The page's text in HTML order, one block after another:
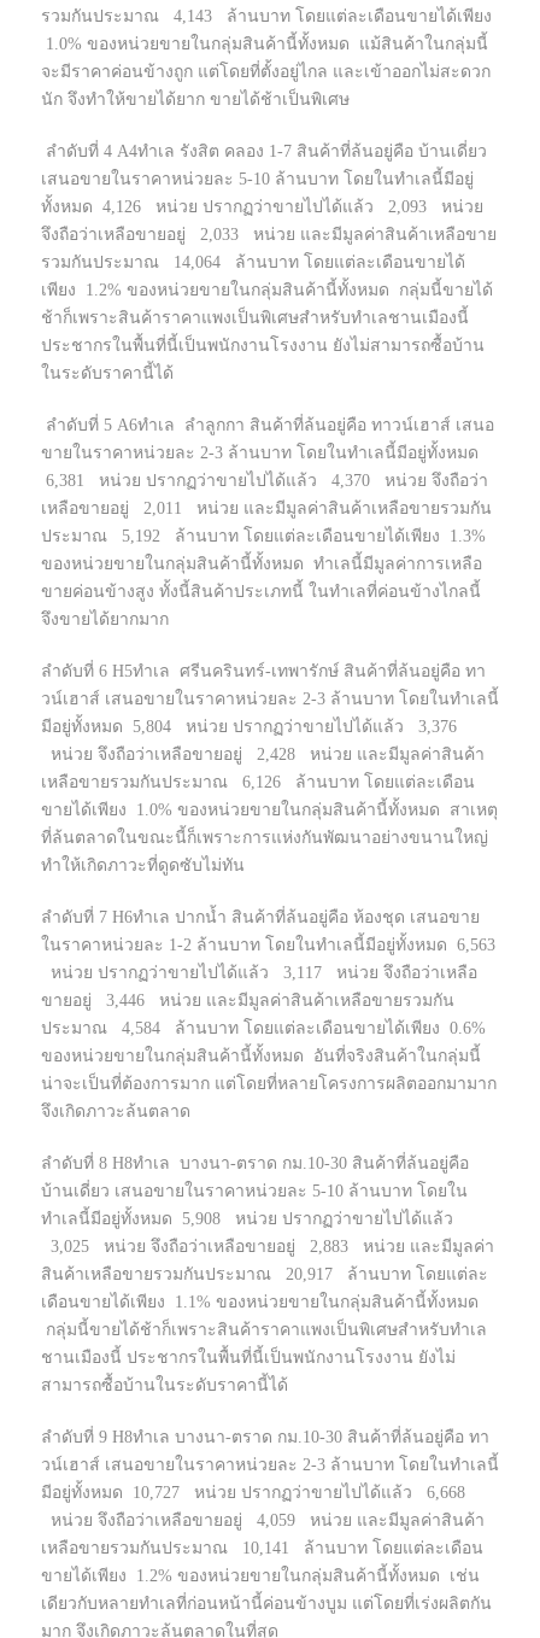
รวมกันประมาณ 4,143 ล้านบาท โดยแต่ละเดือนขายได้เพียง
1.0% ของหน่วยขายในกลุ่มสินค้านี้ทั้งหมด แม้สินค้าในกลุ่มนี้
จะมีราคาค่อนข้างถูก แต่โดยที่ตั้งอยู่ไกล และเข้าออกไม่สะดวก
นัก จึงทำให้ขายได้ยาก ขายได้ช้าเป็นพิเศษ
ลำดับที่ 4 A4ทำเล รังสิต คลอง 1-7 สินค้าที่ล้นอยู่คือ บ้านเดี่ยว
เสนอขายในราคาหน่วยละ 5-10 ล้านบาท โดยในทำเลนี้มีอยู่
ทั้งหมด 4,126 หน่วย ปรากฏว่าขายไปได้แล้ว 2,093 หน่วย
จึงถือว่าเหลือขายอยู่ 2,033 หน่วย และมีมูลค่าสินค้าเหลือขาย
รวมกันประมาณ 14,064 ล้านบาท โดยแต่ละเดือนขายได้
เพียง 1.2% ของหน่วยขายในกลุ่มสินค้านี้ทั้งหมด กลุ่มนี้ขายได้
ช้าก็เพราะสินค้าราคาแพงเป็นพิเศษสำหรับทำเลชานเมืองนี้
ประชากรในพื้นที่นี้เป็นพนักงานโรงงาน ยังไม่สามารถซื้อบ้าน
ในระดับราคานี้ได้
ลำดับที่ 5 A6ทำเล ลำลูกกา สินค้าที่ล้นอยู่คือ ทาวน์เฮาส์ เสนอ
ขายในราคาหน่วยละ 2-3 ล้านบาท โดยในทำเลนี้มีอยู่ทั้งหมด
6,381 หน่วย ปรากฏว่าขายไปได้แล้ว 4,370 หน่วย จึงถือว่า
เหลือขายอยู่ 2,011 หน่วย และมีมูลค่าสินค้าเหลือขายรวมกัน
ประมาณ 5,192 ล้านบาท โดยแต่ละเดือนขายได้เพียง 1.3%
ของหน่วยขายในกลุ่มสินค้านี้ทั้งหมด ทำเลนี้มีมูลค่าการเหลือ
ขายค่อนข้างสูง ทั้งนี้สินค้าประเภทนี้ ในทำเลที่ค่อนข้างไกลนี้
จึงขายได้ยากมาก
ลำดับที่ 6 H5ทำเล ศรีนครินทร์-เทพารักษ์ สินค้าที่ล้นอยู่คือ ทา
วน์เฮาส์ เสนอขายในราคาหน่วยละ 2-3 ล้านบาท โดยในทำเลนี้
มีอยู่ทั้งหมด 5,804 หน่วย ปรากฏว่าขายไปได้แล้ว 3,376
หน่วย จึงถือว่าเหลือขายอยู่ 2,428 หน่วย และมีมูลค่าสินค้า
เหลือขายรวมกันประมาณ 6,126 ล้านบาท โดยแต่ละเดือน
ขายได้เพียง 1.0% ของหน่วยขายในกลุ่มสินค้านี้ทั้งหมด สาเหตุ
ที่ล้นตลาดในขณะนี้ก็เพราะการแห่งกันพัฒนาอย่างขนานใหญ่
ทำให้เกิดภาวะที่ดูดซับไม่ทัน
ลำดับที่ 7 H6ทำเล ปากน้ำ สินค้าที่ล้นอยู่คือ ห้องชุด เสนอขาย
ในราคาหน่วยละ 1-2 ล้านบาท โดยในทำเลนี้มีอยู่ทั้งหมด 6,563
หน่วย ปรากฏว่าขายไปได้แล้ว 3,117 หน่วย จึงถือว่าเหลือ
ขายอยู่ 3,446 หน่วย และมีมูลค่าสินค้าเหลือขายรวมกัน
ประมาณ 4,584 ล้านบาท โดยแต่ละเดือนขายได้เพียง 0.6%
ของหน่วยขายในกลุ่มสินค้านี้ทั้งหมด อันที่จริงสินค้าในกลุ่มนี้
น่าจะเป็นที่ต้องการมาก แต่โดยที่หลายโครงการผลิตออกมามาก
จึงเกิดภาวะล้นตลาด
ลำดับที่ 8 H8ทำเล บางนา-ตราด กม.10-30 สินค้าที่ล้นอยู่คือ
บ้านเดี่ยว เสนอขายในราคาหน่วยละ 5-10 ล้านบาท โดยใน
ทำเลนี้มีอยู่ทั้งหมด 5,908 หน่วย ปรากฏว่าขายไปได้แล้ว
3,025 หน่วย จึงถือว่าเหลือขายอยู่ 2,883 หน่วย และมีมูลค่า
สินค้าเหลือขายรวมกันประมาณ 20,917 ล้านบาท โดยแต่ละ
เดือนขายได้เพียง 1.1% ของหน่วยขายในกลุ่มสินค้านี้ทั้งหมด
กลุ่มนี้ขายได้ช้าก็เพราะสินค้าราคาแพงเป็นพิเศษสำหรับทำเล
ชานเมืองนี้ ประชากรในพื้นที่นี้เป็นพนักงานโรงงาน ยังไม่
สามารถซื้อบ้านในระดับราคานี้ได้
ลำดับที่ 9 H8ทำเล บางนา-ตราด กม.10-30 สินค้าที่ล้นอยู่คือ ทา
วน์เฮาส์ เสนอขายในราคาหน่วยละ 2-3 ล้านบาท โดยในทำเลนี้
มีอยู่ทั้งหมด 10,727 หน่วย ปรากฏว่าขายไปได้แล้ว 6,668
หน่วย จึงถือว่าเหลือขายอยู่ 4,059 หน่วย และมีมูลค่าสินค้า
เหลือขายรวมกันประมาณ 10,141 ล้านบาท โดยแต่ละเดือน
ขายได้เพียง 1.2% ของหน่วยขายในกลุ่มสินค้านี้ทั้งหมด เช่น
เดียวกับหลายทำเลที่ก่อนหน้านี้ค่อนข้างบูม แต่โดยที่เร่งผลิตกัน
มาก จึงเกิดภาวะล้นตลาดในที่สุด